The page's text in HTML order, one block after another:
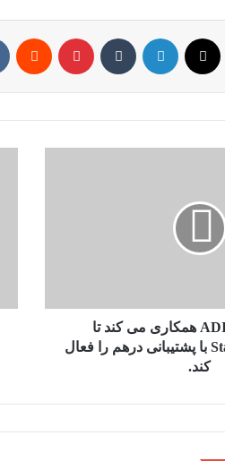
فیس بوک لینکدین ‫تامبلر ‫پین‌ترست
Fasset با بنیاد ADI همکاری می کند تا
زیرساخت Stablecoin با پشتیبانی درهم را فعال
کند.
پد